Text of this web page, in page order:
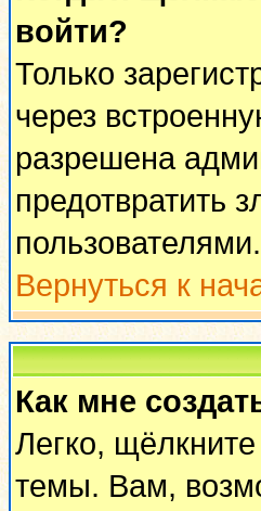
войти?
Только
через
разрешена
предотвратить
пользователями.
Вернуться к
Как мне
Легко,
темы. Вам,